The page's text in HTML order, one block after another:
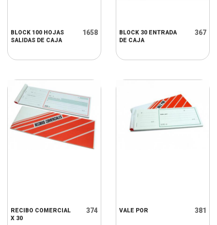
BLOCK 100 HOJAS
SALIDAS DE CAJA
1658
BLOCK 30 ENTRADA
DE CAJA
367
RECIBO COMERCIAL
X 30
374 VALE POR 381